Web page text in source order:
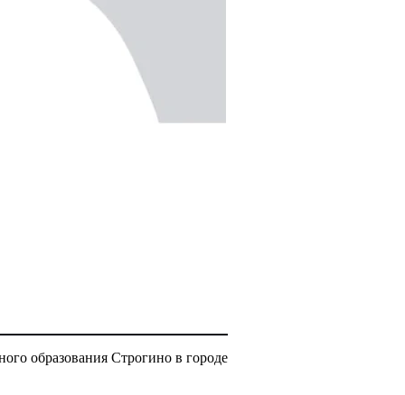
образования Строгино в городе